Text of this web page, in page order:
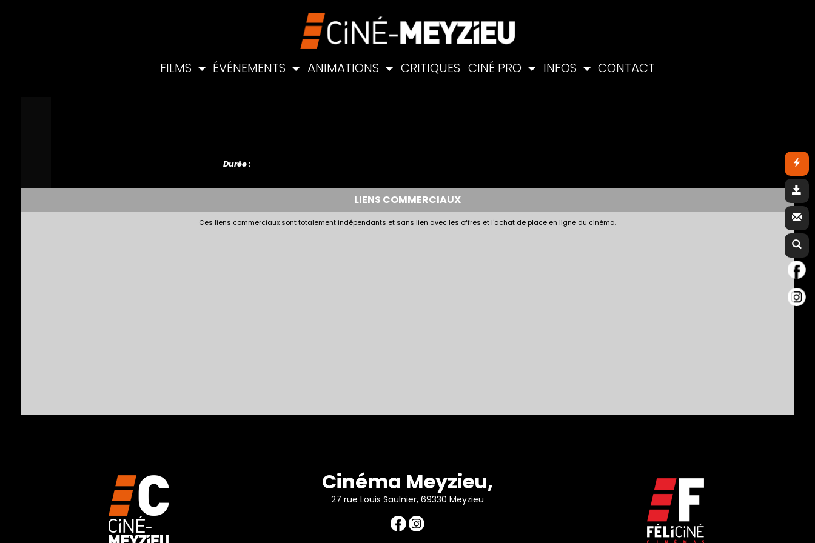
FILMS ÉVÉNEMENTS ANIMATIONS CRITIQUES CINÉ PRO INFOS CONTACT
Durée :
LIENS COMMERCIAUX
Ces liens commerciaux sont totalement indépendants et sans lien avec les offres et l'achat de place en ligne du cinéma.
Cinéma Meyzieu,
27 rue Louis Saulnier, 69330 Meyzieu